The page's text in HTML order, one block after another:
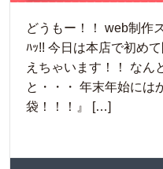
どうもー！！ web制作
ﾊｯ!! 今日は本店で初め
えちゃいます！！ なん
と・・・ 年末年始には
袋！！！』 […]